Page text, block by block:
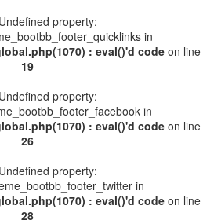
property:
in
: eval()'d codeon line
19
property:
in
: eval()'d codeon line
26
property:
in
: eval()'d codeon line
28